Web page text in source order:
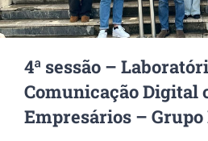
4ª sessão –
Comunicação Digital
Empresários – Grupo